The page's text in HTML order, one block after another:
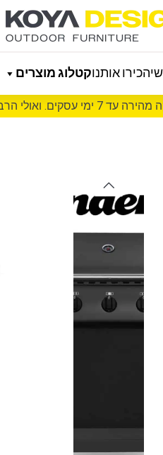
הכירו אותנוקטלוג מוצרים
ימי עסקים. ואולי הרבה לפני...